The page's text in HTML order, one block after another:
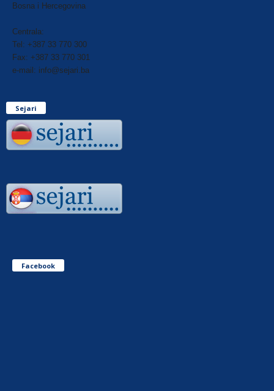
Bosna i Hercegovina
Centrala:
Tel: +387 33 770 300
Fax: +387 33 770 301
e-mail: info@sejari.ba
Sejari
Facebook